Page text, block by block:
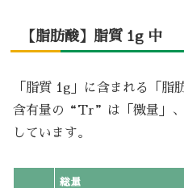
【脂肪酸】脂質 1g 中
「脂質 1g」に含まれる「脂
含有量の“Tr”は「微量」
しています。
総量